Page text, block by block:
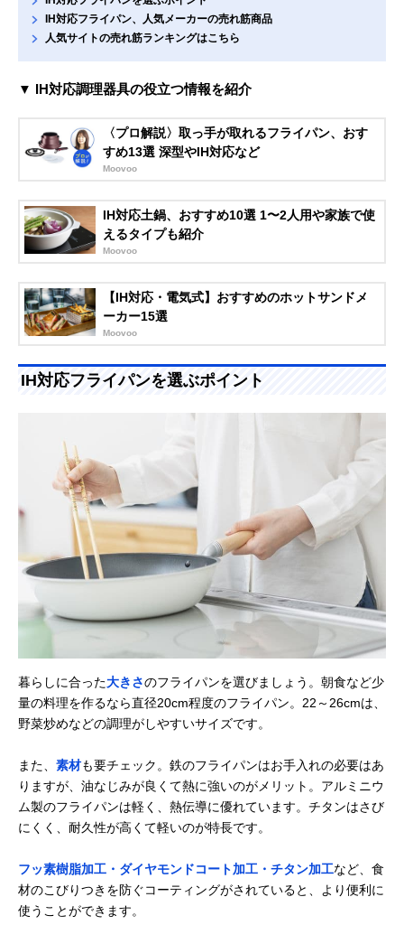
IH対応フライパン、人気メーカーの売れ筋商品
人気サイトの売れ筋ランキングはこちら
▼ IH対応調理器具の役立つ情報を紹介
〈プロ解説〉取っ手が取れるフライパン、おす
すめ13選 深型やIH対応など
Moovoo
IH対応土鍋、おすすめ10選 1〜2人用や家族で使
えるタイプも紹介
Moovoo
【IH対応・電気式】おすすめのホットサンドメ
ーカー15選
Moovoo
IH対応フライパンを選ぶポイント
暮らしに合った大きさのフライパンを選びましょう。朝食など少
量の料理を作るなら直径20cm程度のフライパン。22～26cmは、
野菜炒めなどの調理がしやすいサイズです。
また、 素材も要チェック。鉄のフライパンはお手入れの必要はあ
りますが、油なじみが良くて熱に強いのがメリット。アルミニウ
ム製のフライパンは軽く、熱伝導に優れています。チタンはさび
にくく、耐久性が高くて軽いのが特長です。
フッ素樹脂加工・ダイヤモンドコート加工・チタン加工など、食
材のこびりつきを防ぐコーティングがされていると、より便利に
使うことができます。